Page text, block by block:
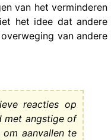
van het verminderen
het idee dat andere
van andere
reacties op
met angstige of
om aanvallen te